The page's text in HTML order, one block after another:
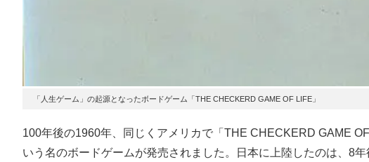
「人生ゲーム」の起源となったボードゲーム「THE CHECKERD GAME OF LIFE」
100年後の1960年、同じくアメリカで「THE CHECKERD GAME
いう名のボードゲームが発売されました。日本に上陸したのは、8